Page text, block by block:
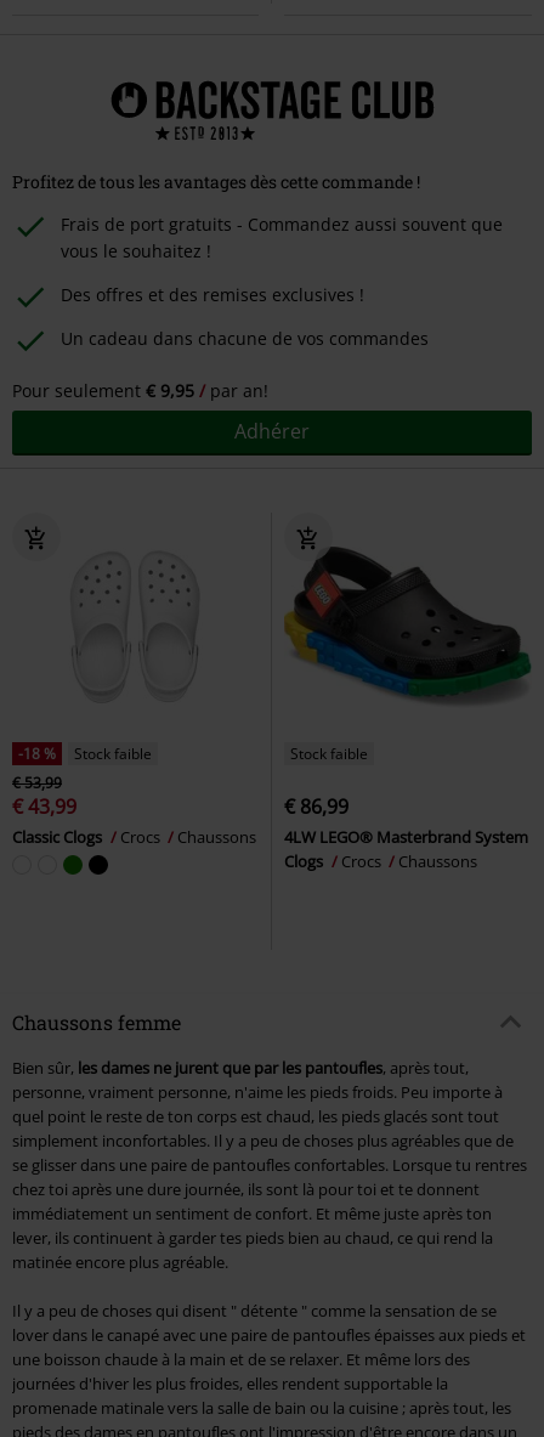
Profitez de tous les avantages dès cette commande !
Frais de port gratuits - Commandez aussi souvent que
vous le souhaitez !
Des offres et des remises exclusives !
Un cadeau dans chacune de vos commandes
Pour seulement € 9,95 par an!
Adhérer
-18 %
Stock faible
€ 53,99
€ 43,99
Classic Clogs Crocs Chaussons
Stock faible
€ 86,99
4LW LEGO® Masterbrand System
Clogs
Crocs Chaussons
Chaussons femme
Bien sûr, les dames ne jurent que par les pantoufles, après tout,
personne, vraiment personne, n'aime les pieds froids. Peu importe à
quel point le reste de ton corps est chaud, les pieds glacés sont tout
simplement inconfortables. Il y a peu de choses plus agréables que de
se glisser dans une paire de pantoufles confortables. Lorsque tu rentres
chez toi après une dure journée, ils sont là pour toi et te donnent
immédiatement un sentiment de confort. Et même juste après ton
lever, ils continuent à garder tes pieds bien au chaud, ce qui rend la
matinée encore plus agréable.
Il y a peu de choses qui disent " détente " comme la sensation de se
lover dans le canapé avec une paire de pantoufles épaisses aux pieds et
une boisson chaude à la main et de se relaxer. Et même lors des
journées d'hiver les plus froides, elles rendent supportable la
promenade matinale vers la salle de bain ou la cuisine ; après tout, les
pieds des dames en pantoufles ont l'impression d'être encore dans un